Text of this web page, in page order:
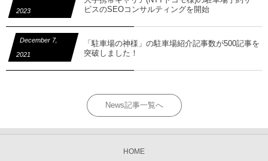
2023
ビスのSEOコンサルティングを開始
December 7,
2021
「駐車場の神様」の駐車場紹介記事数が500記事を
突破しました！
News記事一覧へ
HOME